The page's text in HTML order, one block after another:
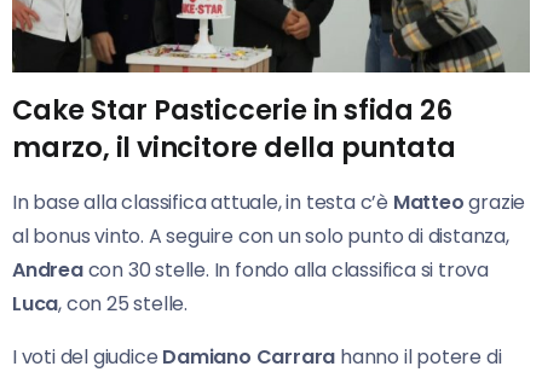
Cake Star Pasticcerie in sfida 26
marzo, il vincitore della puntata
In base alla classifica attuale, in testa c’è Matteograzie
al bonus vinto. A seguire con un solo punto di distanza,
Andreacon 30 stelle. In fondo alla classifica si trova
Luca, con 25 stelle.
I voti del giudice Damiano Carrara hanno il potere di